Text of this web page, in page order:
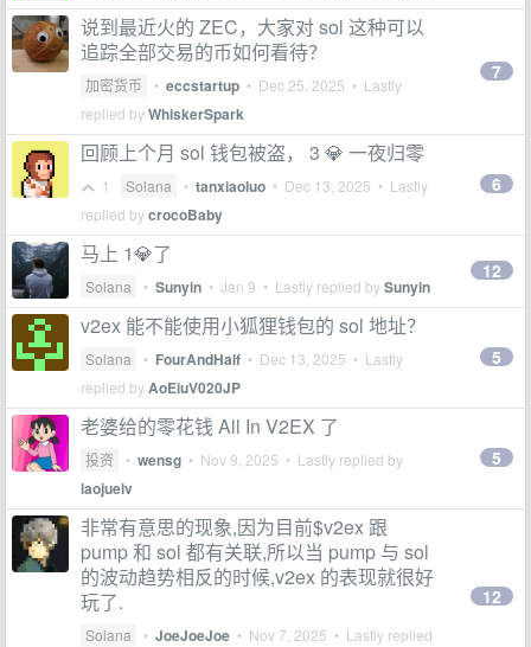
说到最近火的 ZEC，大家对 sol 这种可以
追踪全部交易的币如何看待？
加密货币 • eccstartup • Dec 25, 2025 • Lastly
replied byWhiskerSpark
7
回顾上个月 sol 钱包被盗， 3 💎 一夜归零
1 Solana • tanxiaoluo • Dec 13, 2025 • Lastly
replied bycrocoBaby
6
马上 1💎了
Solana • Sunyin • Jan 9 • Lastly replied bySunyin
12
v2ex 能不能使用小狐狸钱包的 sol 地址？
Solana • FourAndHalf • Dec 13, 2025 • Lastly
replied byAoEiuV020JP
5
老婆给的零花钱 All In V2EX 了
投资 • wensg • Nov 9, 2025 • Lastly replied by
laojuelv
5
非常有意思的现象,因为目前$v2ex 跟
pump 和 sol 都有关联,所以当 pump 与 sol
的波动趋势相反的时候,v2ex 的表现就很好
玩了.
Solana • JoeJoeJoe • Nov 7, 2025 • Lastly replied
12